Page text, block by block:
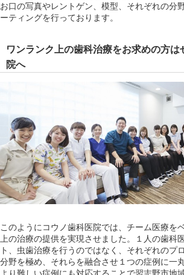
お口の写真やレントゲン、模型、それぞれの分
ーティングを行っております。
ワンランク上の歯科治療をお求めの方は
院へ
このようにコウノ歯科医院では、チーム医療を
上の治療の提供を実現させました。１人の歯科
ト、虫歯治療を行うのではなく、それぞれのプ
分野を極め、それらを融合させ１つの症例に一
より難しい症例にも対応することで習志野市地